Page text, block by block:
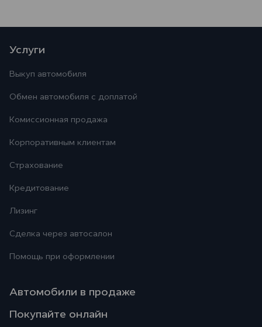
Автомобили в продаже
Покупайте онлайн
Услуги
Выкуп автомобиля
Обмен автомобиля с доплатой
Комиссионная продажа
Корпоративным клиентам
Страхование
Кредитование
Лизинг
Сделка через автосалон
Помощь при оформлении